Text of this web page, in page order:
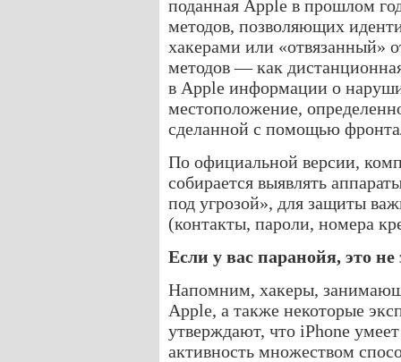
поданная Apple в прошлом
методов, позволяющих
хакерами или «отвязанный»
методов — как
в Apple информации о
местоположение,
сделанной с помощью
По официальной версии,
собирается выявлять
под угрозой», для защиты
(контакты, пароли, номера
Если у вас паранойя, это
Напомним, хакеры,
Apple, а также некоторые
утверждают, что iPhone
активность множеством